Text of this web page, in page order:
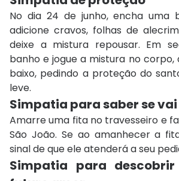
No dia 24 de junho, encha uma
adicione cravos, folhas de
deixe a mistura repousar. Em
banho e jogue a mistura no
baixo, pedindo a proteção do
leve.
Simpatia para saber se
Amarre uma fita no travesseiro e
São João. Se ao amanhecer a
sinal de que ele atenderá a seu
Simpatia para